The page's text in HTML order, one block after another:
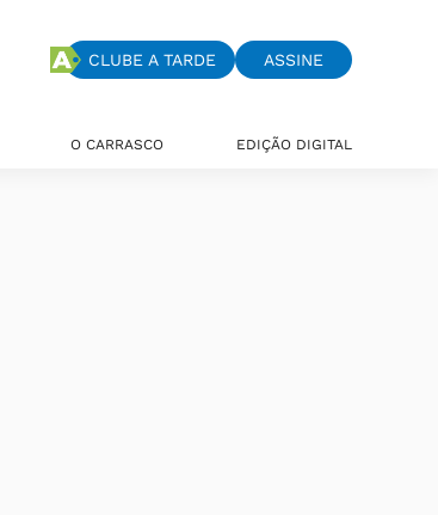
CLUBE A TARDE ASSINE
O CARRASCO EDIÇÃO DIGITAL